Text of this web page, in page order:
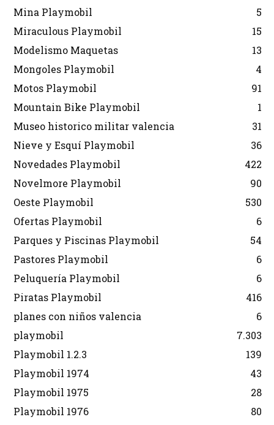
Mina Playmobil
5
Miraculous Playmobil
15
Modelismo Maquetas
13
Mongoles Playmobil
4
Motos Playmobil
91
Mountain Bike Playmobil
1
Museo historico militar valencia
31
Nieve y Esquí Playmobil
36
Novedades Playmobil
422
Novelmore Playmobil
90
Oeste Playmobil
530
Ofertas Playmobil
6
Parques y Piscinas Playmobil
54
Pastores Playmobil
6
Peluquería Playmobil
6
Piratas Playmobil
416
planes con niños valencia
6
playmobil
7.303
Playmobil 1.2.3
139
Playmobil 1974
43
Playmobil 1975
28
Playmobil 1976
80